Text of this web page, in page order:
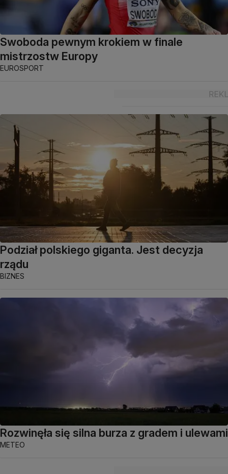
Swoboda pewnym krokiem w finale
mistrzostw Europy
EUROSPORT
Podział polskiego giganta. Jest decyzja
rządu
BIZNES
Rozwinęła się silna burza z gradem i ulewami
METEO